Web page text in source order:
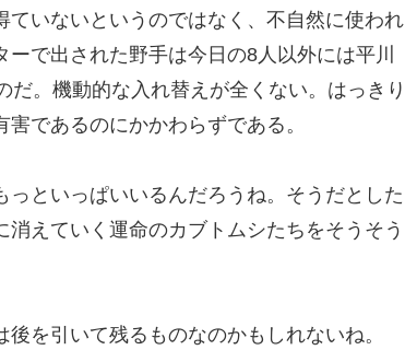
いないというのではなく、不自然に使われ
で出された野手は今日の8人以外には平川
。機動的な入れ替えが全くない。はっきり
であるのにかかわらずである。
といっぱいいるんだろうね。そうだとした
えていく運命のカブトムシたちをそうそう
を引いて残るものなのかもしれないね。